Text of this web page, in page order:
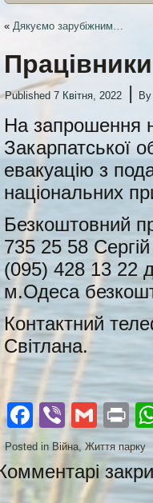
« Дякуємо зарубіжним…
Published 7 Квітня, 2022 | By
На запрошення
Закарпатської
евакуацію з
національних
Безкоштовний
735 25 58
(095) 428 13 22
м.Одеса
Контактний
Світлана.
Facebook
Viber
Posted in Війна, Життя парку